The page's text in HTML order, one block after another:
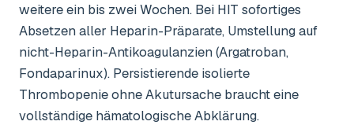
weitere ein bis zwei Wochen. Bei HIT sofortiges
Absetzen aller Heparin-Präparate, Umstellung auf
nicht-Heparin-Antikoagulanzien (Argatroban,
Fondaparinux). Persistierende isolierte
Thrombopenie ohne Akutursache braucht eine
vollständige hämatologische Abklärung.